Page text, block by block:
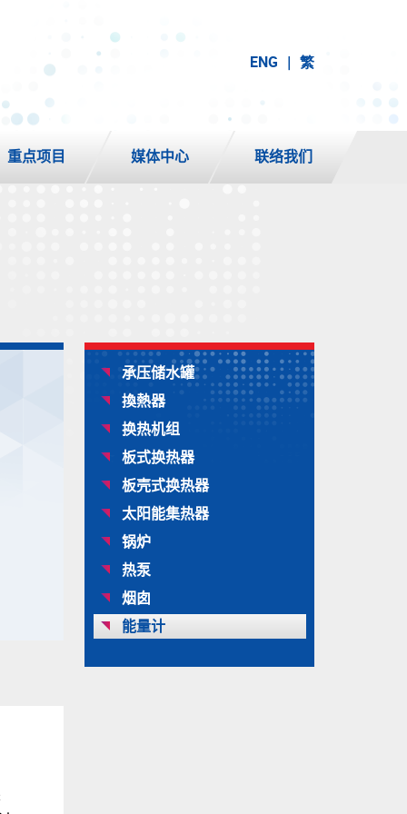
ENG 繁
重点项目 媒体中心 联络我们
承压储水罐
換熱器
换热机组
板式换热器
板壳式换热器
太阳能集热器
锅炉
热泵
烟囱
能量计